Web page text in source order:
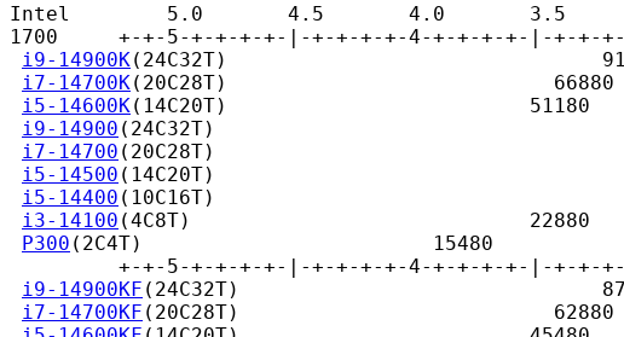
Intel        5.0       4.5       4.0       3.5
1700     +-+-5-+-+-+-+-|-+-+-+-+-4-+-+-+-+-|-+-+-+-+-
i9-14900K(24C32T)
i7-14700K(20C28T)                           66880
i5-14600K(14C20T)                         51180
i9-14900 (24C32T)
i7-14700 (20C28T)
i5-14500 (14C20T)
i5-14400 (10C16T)
i3-14100 (4C8T)                            22880
P300 (2C4T)                        15480
+-+-5-+-+-+-+-|-+-+-+-+-4-+-+-+-+-|-+-+-
i9-14900KF (24C32T)
i7-14700KF (20C28T)                          62880